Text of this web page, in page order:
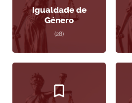
Igualdade de
Género
(28)